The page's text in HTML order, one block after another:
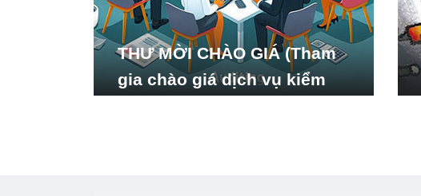
THƯ MỜI CHÀO GIÁ (Tham
gia chào giá dịch vụ kiểm